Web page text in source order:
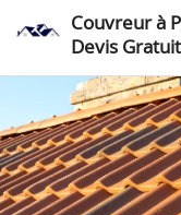
Couvreur à
Devis Gratuit